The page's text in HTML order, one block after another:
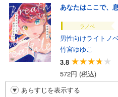
あなたはここで、
ラノベ
男性向けライトノ
竹宮ゆゆこ
3.8
572円 (税込)
あらすじを表示する